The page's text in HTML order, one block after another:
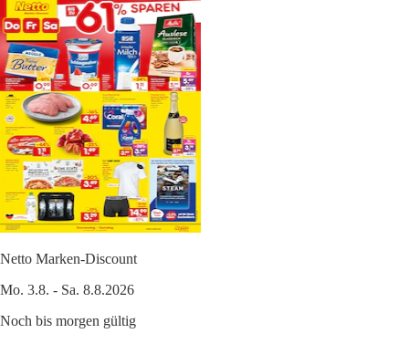
Netto Marken-Discount
Mo. 3.8. - Sa. 8.8.2026
Noch bis morgen gültig